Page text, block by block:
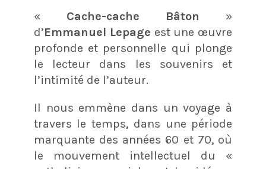
« Cache-cache Bâton »
d’Emmanuel Lepage est une œuvre
profonde et personnelle qui plonge
le lecteur dans les souvenirs et
l’intimité de l’auteur.
Il nous emmène dans un voyage à
travers le temps, dans une période
marquante des années 60 et 70, où
le mouvement intellectuel du «